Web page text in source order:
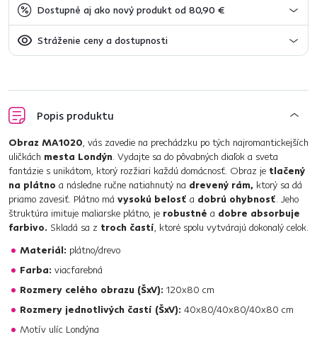
Dostupné aj ako nový produkt od 80,90 €
Stráženie ceny a dostupnosti
Popis produktu
Obraz MA1020, vás zavedie na prechádzku po tých najromantickejších
uličkách mesta Londýn. Vydajte sa do pôvabných diaľok a sveta
fantázie s unikátom, ktorý rozžiari každú domácnosť. Obraz je tlačený
na plátno a následne ručne natiahnutý na drevený rám, ktorý sa dá
priamo zavesiť. Plátno má vysokú belosť a dobrú ohybnosť. Jeho
štruktúra imituje maliarske plátno, je robustné a dobre absorbuje
farbivo. Skladá sa z troch častí, ktoré spolu vytvárajú dokonalý celok.
Materiál: plátno/drevo
Farba: viacfarebná
Rozmery celého obrazu (ŠxV): 120x80 cm
Rozmery jednotlivých častí (ŠxV): 40x80/40x80/40x80 cm
Motív ulíc Londýna